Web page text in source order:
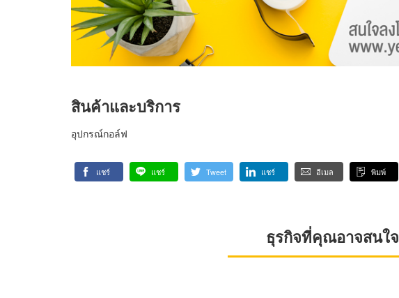
สินค้าและบริการ
อุปกรณ์กอล์ฟ
แชร์ แชร์ Tweet แชร์ อีเมล พิมพ์
ธุรกิจที่คุณอาจสนใจ